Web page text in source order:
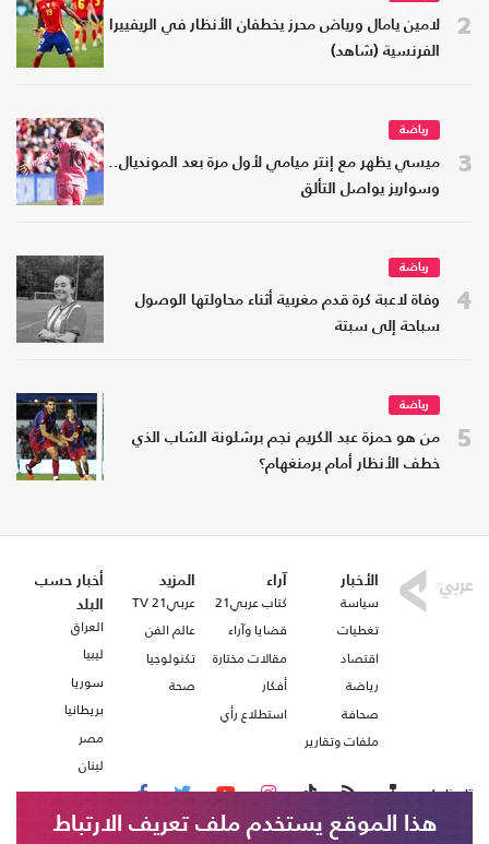
2
لامين يامال ورياض محرز يخطفان الأنظار في الريفييرا
الفرنسية (شاهد)
3
رياضة
ميسي يظهر مع إنتر ميامي لأول مرة بعد المونديال..
وسواريز يواصل التألق
4
رياضة
وفاة لاعبة كرة قدم مغربية أثناء محاولتها الوصول
سباحة إلى سبتة
5
رياضة
من هو حمزة عبد الكريم نجم برشلونة الشاب الذي
خطف الأنظار أمام برمنغهام؟
الأخبار
سياسة
تغطيات
اقتصاد
رياضة
صحافة
ملفات وتقارير
آراء
كتاب عربي21
قضايا وآراء
مقالات مختارة
أفكار
استطلاع رأي
المزيد
عربي21 TV
عالم الفن
تكنولوجيا
صحة
أخبار حسب
البلد
العراق
ليبيا
سوريا
بريطانيا
مصر
لبنان
تابعنا على
هذا الموقع يستخدم ملف تعريف الارتباط